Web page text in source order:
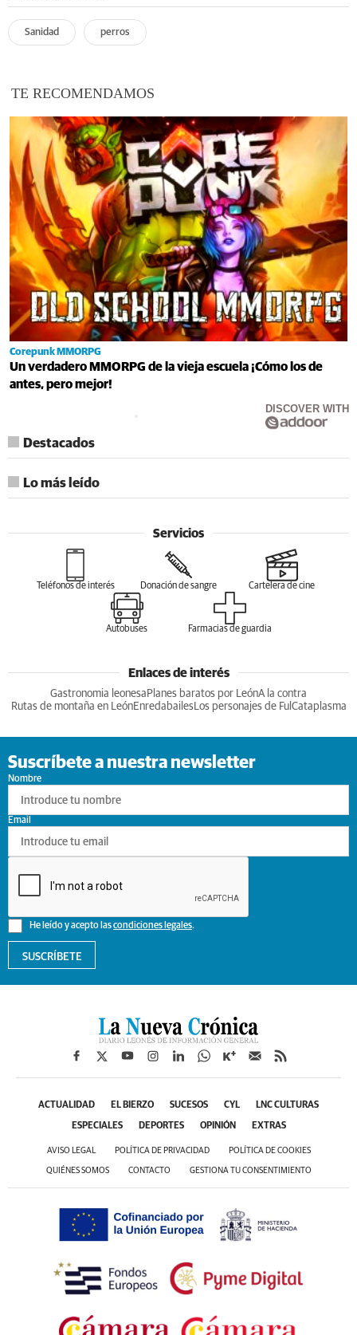
Sanidad perros
TE RECOMENDAMOS
Corepunk MMORPG
Un verdadero MMORPG de la vieja escuela ¡Cómo los de
antes, pero mejor!
DISCOVER WITH
Destacados
Lo más leído
Servicios
Teléfonos de interés Donación de sangre Cartelera de cine
Autobuses Farmacias de guardia
Enlaces de interés
Gastronomia leonesa Planes baratos por LeónA la contra
Rutas de montaña en LeónEnredabailesLos personajes de Ful Cataplasma
Suscríbete a nuestra newsletter
Nombre
He leído y acepto lascondiciones legales.
Email
SUSCRÍBETE
ACTUALIDAD EL BIERZO SUCESOS CYL LNC CULTURAS
ESPECIALES DEPORTES OPINIÓN EXTRAS
AVISO LEGAL POLÍTICA DE PRIVACIDAD POLÍTICA DE COOKIES
QUIÉNES SOMOS CONTACTO GESTIONA TU CONSENTIMIENTO